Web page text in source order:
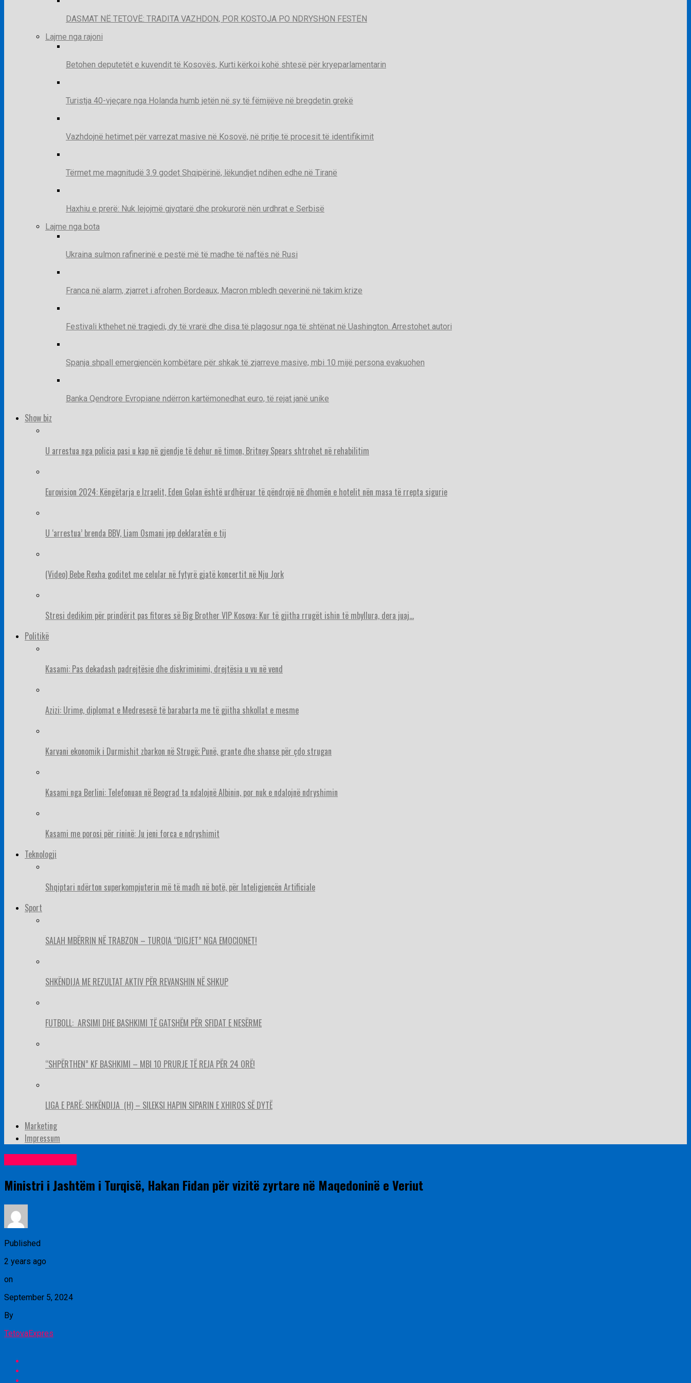
DASMAT NË TETOVË: TRADITA VAZHDON, POR KOSTOJA PO NDRYSHON FESTËN
Lajme nga rajoni
Betohen deputetët e kuvendit të Kosovës, Kurti kërkoi kohë shtesë për kryeparlamentarin
Turistja 40-vjeçare nga Holanda humb jetën në sy të fëmijëve në bregdetin grekë
Vazhdojnë hetimet për varrezat masive në Kosovë, në pritje të procesit të identifikimit
Tërmet me magnitudë 3.9 godet Shqipërinë, lëkundjet ndihen edhe në Tiranë
Haxhiu e prerë: Nuk lejojmë gjyqtarë dhe prokurorë nën urdhrat e Serbisë
Lajme nga bota
Ukraina sulmon rafinerinë e pestë më të madhe të naftës në Rusi
Franca në alarm, zjarret i afrohen Bordeaux, Macron mbledh qeverinë në takim krize
Festivali kthehet në tragjedi, dy të vrarë dhe disa të plagosur nga të shtënat në Uashington. Arrestohet autori
Spanja shpall emergjencën kombëtare për shkak të zjarreve masive, mbi 10 mijë persona evakuohen
Banka Qendrore Evropiane ndërron kartëmonedhat euro, të rejat janë unike
Show biz
U arrestua nga policia pasi u kap në gjendje të dehur në timon, Britney Spears shtrohet në rehabilitim
Eurovision 2024: Këngëtarja e Izraelit, Eden Golan është urdhëruar të qëndrojë në dhomën e hotelit nën masa të rrepta sigurie
U ‘arrestua’ brenda BBV, Liam Osmani jep deklaratën e tij
(Video) Bebe Rexha goditet me celular në fytyrë gjatë koncertit në Nju Jork
Stresi dedikim për prindërit pas fitores së Big Brother VIP Kosova: Kur të gjitha rrugët ishin të mbyllura, dera juaj…
Politikë
Kasami: Pas dekadash padrejtësie dhe diskriminimi, drejtësia u vu në vend
Azizi: Urime, diplomat e Medresesë të barabarta me të gjitha shkollat e mesme
Karvani ekonomik i Durmishit zbarkon në Strugë; Punë, grante dhe shanse për çdo strugan
Kasami nga Berlini: Telefonuan në Beograd ta ndalojnë Albinin, por nuk e ndalojnë ndryshimin
Kasami me porosi për rininë: Ju jeni forca e ndryshimit
Teknologji
Shqiptari ndërton superkompjuterin më të madh në botë, për Inteligjencën Artificiale
Sport
SALAH MBËRRIN NË TRABZON – TURQIA “DIGJET” NGA EMOCIONET!
SHKËNDIJA ME REZULTAT AKTIV PËR REVANSHIN NË SHKUP
FUTBOLL: ARSIMI DHE BASHKIMI TË GATSHËM PËR SFIDAT E NESËRME
“SHPËRTHEN” KF BASHKIMI – MBI 10 PRURJE TË REJA PËR 24 ORË!
LIGA E PARË: SHKËNDIJA (H) – SILEKSI HAPIN SIPARIN E XHIROS SË DYTË
Marketing
Impressum
Ministri i Jashtëm i Turqisë, Hakan Fidan për vizitë zyrtare në Maqedoninë e Veriut
Published
2 years ago
on
September 5, 2024
By
TetovaExpres